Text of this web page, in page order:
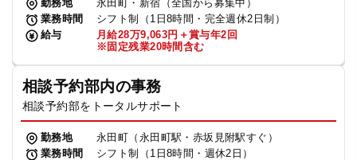
勤務地
永田町・新宿（全国から募集中）
業務時間
シフト制（1日8時間・完全週休2日制）
給与
月給28万9,063円＋賞与年2回
※固定残業20時間含む
相談予約部内の事務
相談予約部をトータルサポート
勤務地
永田町（永田町駅・赤坂見附駅すぐ）
業務時間
シフト制（1日8時間・週休2日）